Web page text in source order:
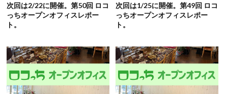
次回は2/22に開催。第50回 ロコ
っちオープンオフィスレポー
ト。
次回は1/25に開催。第49回 ロコ
っちオープンオフィスレポー
ト。